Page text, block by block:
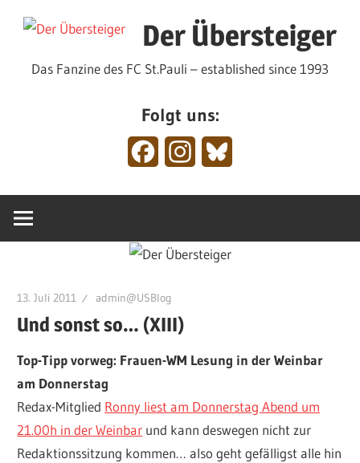
Inhalt
Der Übersteiger
Das Fanzine des FC St.Pauli – established since 1993
Folgt uns:
FacebookInstagram
13. Juli 2011 admin@USBlog
Und sonst so… (XIII)
Top-Tipp vorweg: Frauen-WM Lesung in der Weinbar
am Donnerstag
Redax-Mitglied Ronny liest am Donnerstag Abend um
21.00h in der Weinbar und kann deswegen nicht zur
Redaktionssitzung kommen… also geht gefälligst alle hin